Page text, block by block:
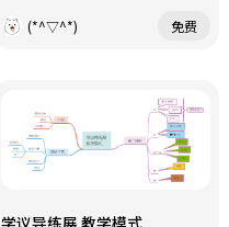
(*^▽^*)
免费
学议导练展 教学模式